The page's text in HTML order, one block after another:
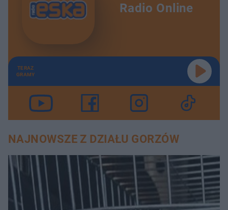
Radio Online
TERAZ
GRAMY
NAJNOWSZE Z DZIAŁU GORZÓW